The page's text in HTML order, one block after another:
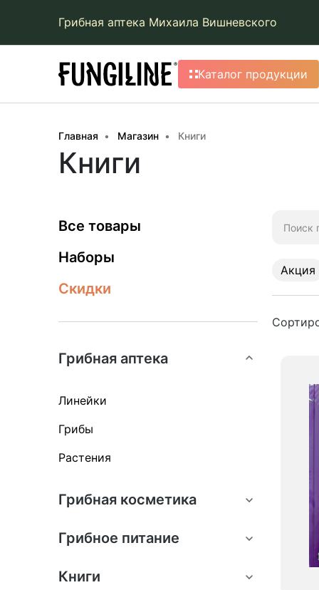
Грибная аптека Михаила Вишневского
Каталог продукции
Главная Магазин Книги
Книги
Акция
Все товары
Наборы
Скидки
Грибная аптека
Линейки
Грибы
Растения
Грибная косметика
Грибное питание
Книги